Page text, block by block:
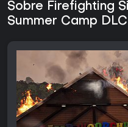
Sobre Firefighting
Summer Camp DLC